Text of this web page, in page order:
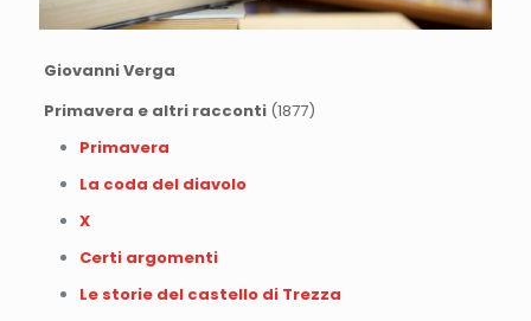
Giovanni Verga
Primavera e altri racconti(1877)
Primavera
La coda del diavolo
X
Certi argomenti
Le storie del castello di Trezza